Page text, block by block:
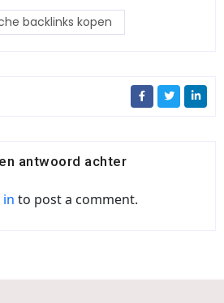
backlinks kopen
antwoord achter
in to post a comment.